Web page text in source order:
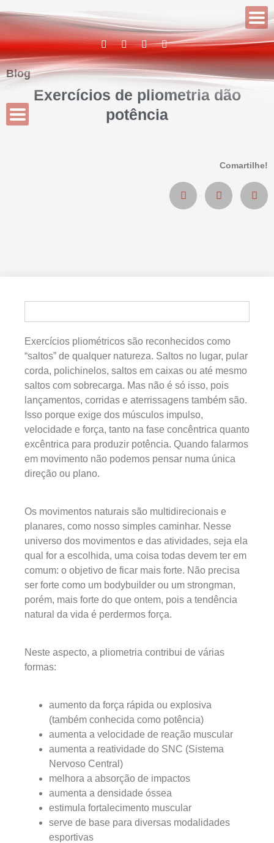
Blog
Exercícios de pliometria dão
potência
Comartilhe!
Exercícios pliométricos são reconhecidos como
“saltos” de qualquer natureza. Saltos no lugar, pular
corda, polichinelos, saltos em caixas ou até mesmo
saltos com sobrecarga. Mas não é só isso, pois
lançamentos, corridas e aterrissagens também são.
Isso porque exige dos músculos impulso,
velocidade e força, tanto na fase concêntrica quanto
excêntrica para produzir potência. Quando falarmos
em movimento não podemos pensar numa única
direção ou plano.
Os movimentos naturais são multidirecionais e
planares, como nosso simples caminhar. Nesse
universo dos movimentos e das atividades, seja ela
qual for a escolhida, uma coisa todas devem ter em
comum: o objetivo de ficar mais forte. Não precisa
ser forte como um bodybuilder ou um strongman,
porém, mais forte do que ontem, pois a tendência
natural da vida é perdermos força.
Neste aspecto, a pliometria contribui de várias
formas:
aumento da força rápida ou explosiva
(também conhecida como potência)
aumenta a velocidade de reação muscular
aumenta a reatividade do SNC (Sistema
Nervoso Central)
melhora a absorção de impactos
aumenta a densidade óssea
estimula fortalecimento muscular
serve de base para diversas modalidades
esportivas